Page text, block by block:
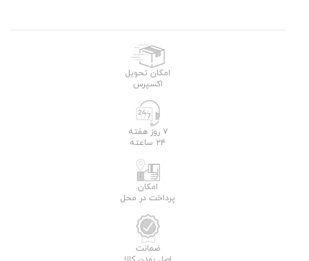
امکان تحویل
اکسپرس
۷ روز هفته
۲۴ ساعته
امکان
پرداخت در محل
ضمانت